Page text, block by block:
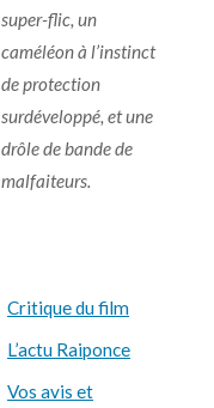
super-flic, un
caméléon à l’instinct
de protection
surdéveloppé, et une
drôle de bande de
malfaiteurs.
Critique du film
L’actu Raiponce
Vos avis et